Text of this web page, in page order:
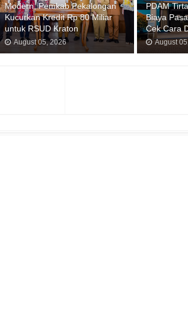
Modern, Pemkab Pekalongan
Kucurkan Kredit Rp 80 Miliar
untuk RSUD Kraton
August 05, 2026
PDAM
Biaya
Cek Cara
August